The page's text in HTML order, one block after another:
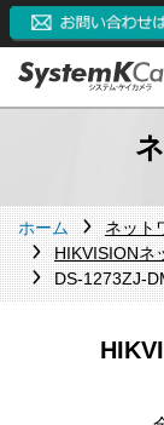
ホーム
ネット
HIKVISIONネ
DS-1273ZJ-